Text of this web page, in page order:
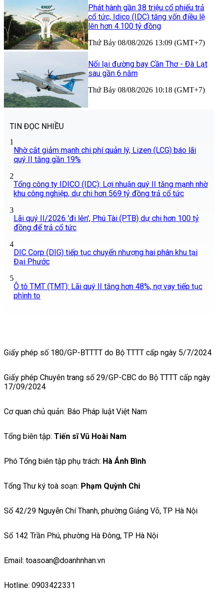
Phát hành gần 38 triệu cổ phiếu trả
cổ tức, Idico (IDC) tăng vốn điều lệ
lên hơn 4.100 tỷ đồng
Thứ Bảy 08/08/2026 13:09 (GMT+7)
Nối lại đường bay Cần Thơ - Đà Lạt
sau gần 6 năm
Thứ Bảy 08/08/2026 10:18 (GMT+7)
TIN ĐỌC NHIỀU
1
Nhờ cắt giảm mạnh chi phí quản lý, Lizen (LCG) báo lãi
quý II tăng gần 19%
2
Tổng công ty IDICO (IDC): Lợi nhuận quý II tăng mạnh nhờ
khu công nghiệp, dự chi hơn 569 tỷ đồng trả cổ tức
3
Lãi quý II/2026 'đi lên', Phú Tài (PTB) dự chi hơn 100 tỷ
đồng để trả cổ tức
4
DIC Corp (DIG) tiếp tục chuyển nhượng hai phân khu tại
Đại Phước
5
Ô tô TMT (TMT): Lãi quý II tăng hơn 48%, nợ vay tiếp tục
phình to
Giấy phép số 180/GP-BTTTT do Bộ TTTT cấp ngày 5/7/2024
Giấy phép Chuyên trang số 29/GP-CBC do Bộ TTTT cấp ngày
17/09/2024
Cơ quan chủ quản: Báo Pháp luật Việt Nam
Tổng biên tập: Tiến sĩ Vũ Hoài Nam
Phó Tổng biên tập phụ trách: Hà Ánh Bình
Tổng Thư ký toà soạn: Phạm Quỳnh Chi
Số 42/29 Nguyễn Chí Thanh, phường Giảng Võ, TP Hà Nội
Số 142 Trần Phú, phường Hà Đông, TP Hà Nội
Email: toasoan@doanhnhan.vn
Hotline: 0903422331